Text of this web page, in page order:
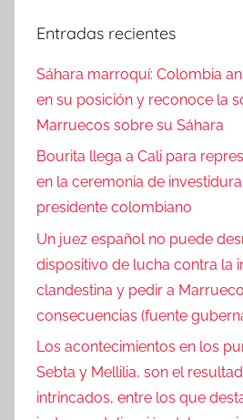
Entradas recientes
Sáhara marroquí: Colombia
en su posición y reconoce la
Marruecos sobre su Sáhara
Bourita llega a Cali para
en la ceremonia de
presidente colombiano
Un juez español no puede
dispositivo de lucha contra la
clandestina y pedir a
consecuencias (fuente
Los acontecimientos en los
Sebta y Mellilia, son el
intrincados, entre los que